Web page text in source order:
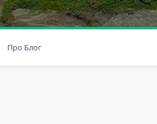
Про Блог